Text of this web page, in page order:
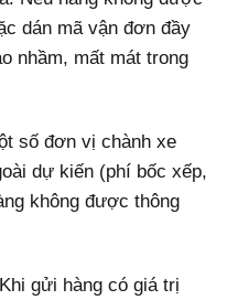
dán mã vận đơn đầy
nhầm, mất mát trong
số đơn vị chành xe
dự kiến (phí bốc xếp,
không được thông
gửi hàng có giá trị